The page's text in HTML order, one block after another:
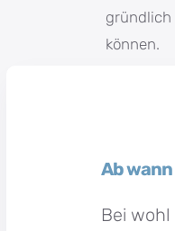
gründlich
können.
Ab
Bei